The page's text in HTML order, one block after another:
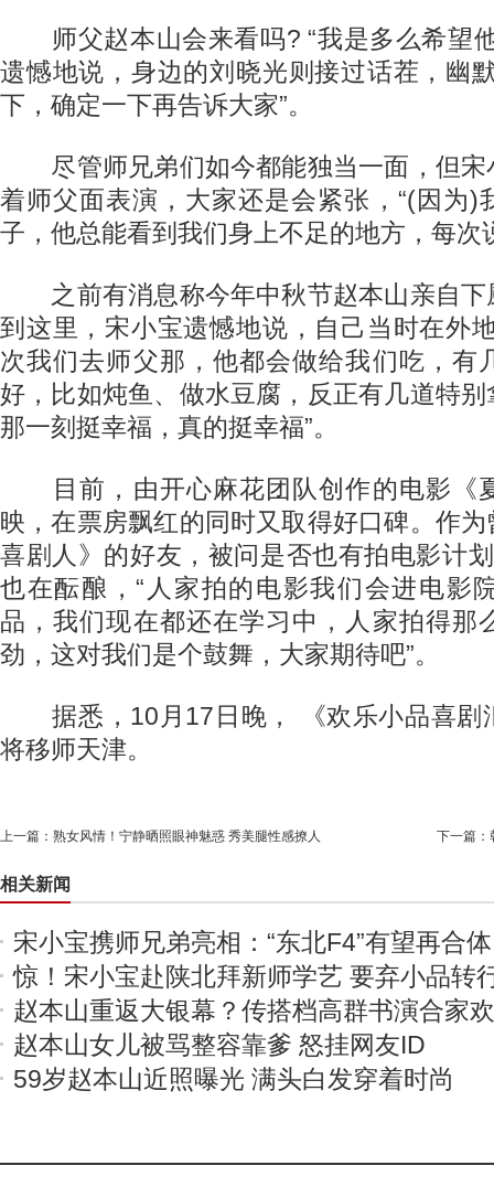
师父赵本山会来看吗? “我是多么希望
遗憾地说，身边的刘晓光则接过话茬，幽
下，确定一下再告诉大家”。
尽管师兄弟们如今都能独当一面，但宋
着师父面表演，大家还是会紧张，“(因为)
子，他总能看到我们身上不足的地方，每次
之前有消息称今年中秋节赵本山亲自下
到这里，宋小宝遗憾地说，自己当时在外
次我们去师父那，他都会做给我们吃，有
好，比如炖鱼、做水豆腐，反正有几道特
那一刻挺幸福，真的挺幸福”。
目前，由开心麻花团队创作的电影《
映，在票房飘红的同时又取得好口碑。作
喜剧人》的好友，被问是否也有拍电影计
也在酝酿，“人家拍的电影我们会进电影
品，我们现在都还在学习中，人家拍得那
劲，这对我们是个鼓舞，大家期待吧”。
据悉，10月17日晚， 《欢乐小品喜剧
将移师天津。
上一篇： 熟女风情！宁静晒照眼神魅惑 秀美腿性感撩人 下一篇：
相关新闻
宋小宝携师兄弟亮相：“东北F4”有望再合体
惊！宋小宝赴陕北拜新师学艺 要弃小品转
赵本山重返大银幕？传搭档高群书演合家
赵本山女儿被骂整容靠爹 怒挂网友ID
59岁赵本山近照曝光 满头白发穿着时尚